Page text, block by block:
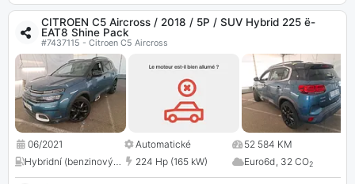
CITROEN C5 Aircross / 2018 / 5P / SUV Hybrid 225 ë-
EAT8 Shine Pack
#7437115 - Citroen C5 Aircross
06/2021 Automatické
52 584 KM
Hybridní (benzinový / elektrický)
,1598 cc
224 Hp (165 kW) Euro6d, 32 CO2